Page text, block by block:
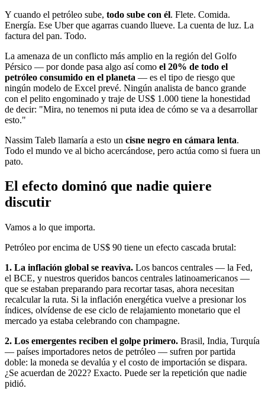
Y cuando el petróleo sube, todo sube con él. Flete. Comida.
Energía. Ese Uber que agarras cuando llueve. La cuenta de luz. La
factura del pan. Todo.
La amenaza de un conflicto más amplio en la región del Golfo
Pérsico — por donde pasa algo así como el 20% de todo el
petróleo consumido en el planeta — es el tipo de riesgo que
ningún modelo de Excel prevé. Ningún analista de banco grande
con el pelito engominado y traje de US$ 1.000 tiene la honestidad
de decir: "Mira, no tenemos ni puta idea de cómo se va a desarrollar
esto."
Nassim Taleb llamaría a esto un cisne negro en cámara lenta.
Todo el mundo ve al bicho acercándose, pero actúa como si fuera un
pato.
El efecto dominó que nadie quiere
discutir
Vamos a lo que importa.
Petróleo por encima de US$ 90 tiene un efecto cascada brutal:
1. La inflación global se reaviva. Los bancos centrales — la Fed,
el BCE, y nuestros queridos bancos centrales latinoamericanos —
que se estaban preparando para recortar tasas, ahora necesitan
recalcular la ruta. Si la inflación energética vuelve a presionar los
índices, olvídense de ese ciclo de relajamiento monetario que el
mercado ya estaba celebrando con champagne.
2. Los emergentes reciben el golpe primero. Brasil, India, Turquía
— países importadores netos de petróleo — sufren por partida
doble: la moneda se devalúa y el costo de importación se dispara.
¿Se acuerdan de 2022? Exacto. Puede ser la repetición que nadie
pidió.